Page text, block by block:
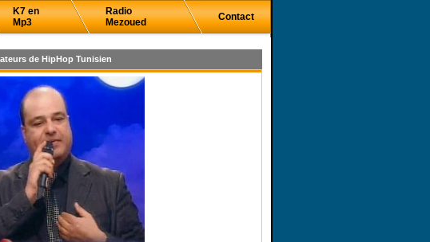
K7 en
Mp3
Radio
Mezoued
Contact
de HipHop Tunisien